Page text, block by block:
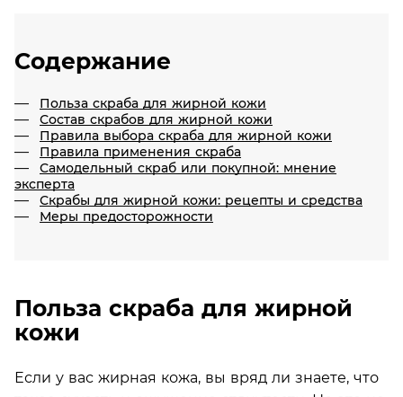
Содержание
Польза скраба для жирной кожи
Состав скрабов для жирной кожи
Правила выбора скраба для жирной кожи
Правила применения скраба
Самодельный скраб или покупной: мнение
эксперта
Скрабы для жирной кожи: рецепты и средства
Меры предосторожности
Польза скраба для жирной
кожи
Если у вас жирная кожа, вы вряд ли знаете, что